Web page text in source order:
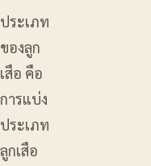
ประเภท
ของลูก
เสือ คือ
การแบ่ง
ประเภท
ลูกเสือ